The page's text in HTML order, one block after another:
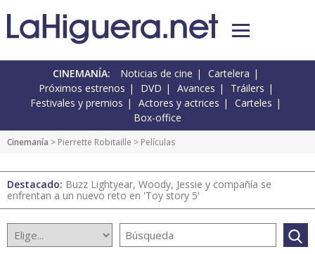
CINEMANÍA: Noticias de cine
Cartelera
Próximos estrenos
DVD Avances
Tráilers
Festivales y premios
Actores y actrices
Carteles
Box-office
Cinemanía > Pierrette Robitaille > Películas
Destacado: Buzz Lightyear, Woody, Jessie y compañía se
enfrentan a un nuevo reto en 'Toy story 5'